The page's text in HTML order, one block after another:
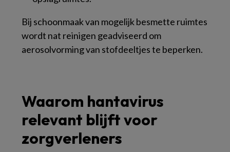
Bij schoonmaak van mogelijk besmette ruimtes
wordt nat reinigen geadviseerd om
aerosolvorming van stofdeeltjes te beperken.
Waarom hantavirus
relevant blijft voor
zorgverleners